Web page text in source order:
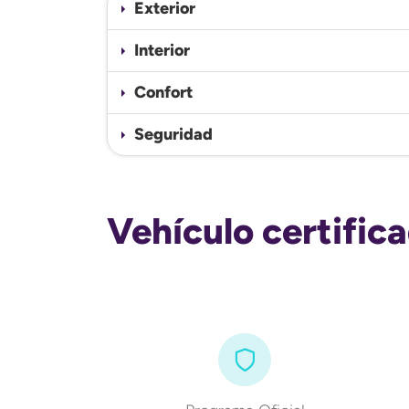
Exterior
Interior
Confort
Seguridad
Vehículo